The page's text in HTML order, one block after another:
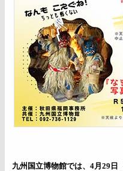
九州国立博物館では、4月29日